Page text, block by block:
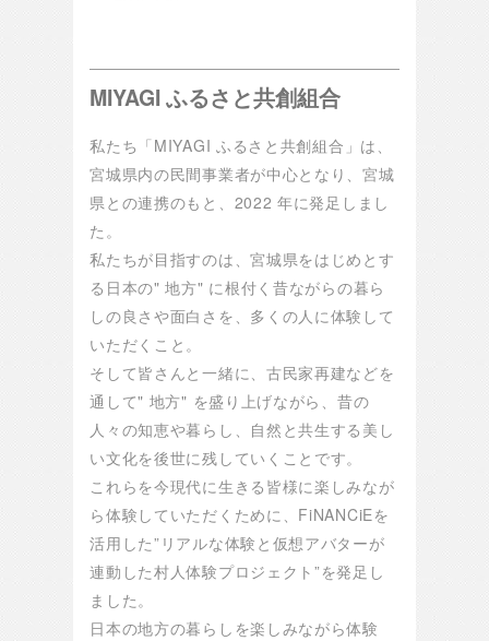
MIYAGI ふるさと共創組合
私たち「MIYAGI ふるさと共創組合」は、
宮城県内の民間事業者が中心となり、宮城
県との連携のもと、2022 年に発足しまし
た。
私たちが目指すのは、宮城県をはじめとす
る日本の" 地方" に根付く昔ながらの暮ら
しの良さや面白さを、多くの人に体験して
いただくこと。
そして皆さんと一緒に、古民家再建などを
通して" 地方" を盛り上げながら、昔の
人々の知恵や暮らし、自然と共生する美し
い文化を後世に残していくことです。
これらを今現代に生きる皆様に楽しみなが
ら体験していただくために、FiNANCiEを
活用した”リアルな体験と仮想アバターが
連動した村人体験プロジェクト”を発足し
ました。
日本の地方の暮らしを楽しみながら体験